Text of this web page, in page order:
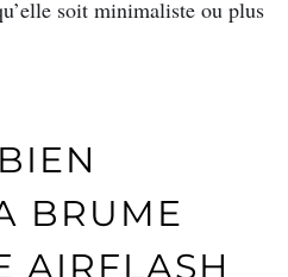
soit minimaliste ou plus
BRUME
AIRFLASH